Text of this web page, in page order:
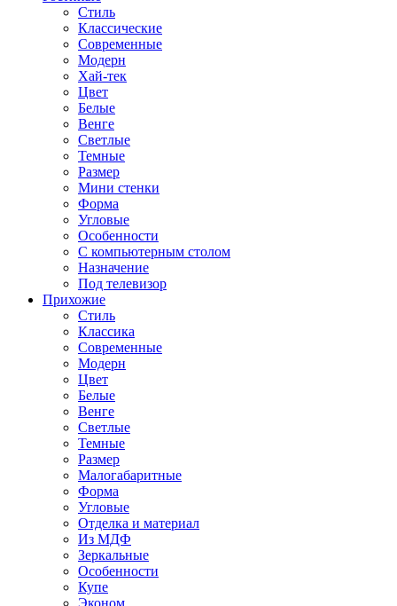
Стиль
Классические
Современные
Модерн
Хай-тек
Цвет
Белые
Венге
Светлые
Темные
Размер
Мини стенки
Форма
Угловые
Особенности
С компьютерным столом
Назначение
Под телевизор
Прихожие
Стиль
Классика
Современные
Модерн
Цвет
Белые
Венге
Светлые
Темные
Размер
Малогабаритные
Форма
Угловые
Отделка и материал
Из МДФ
Зеркальные
Особенности
Купе
Эконом